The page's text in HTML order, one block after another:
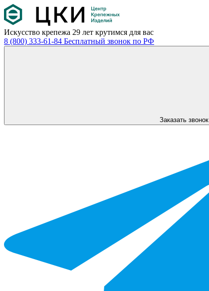
Искусство крепежа 29 лет крутимся для вас
8 (800) 333-61-84 Бесплатный звонок по РФ
Заказать звонок